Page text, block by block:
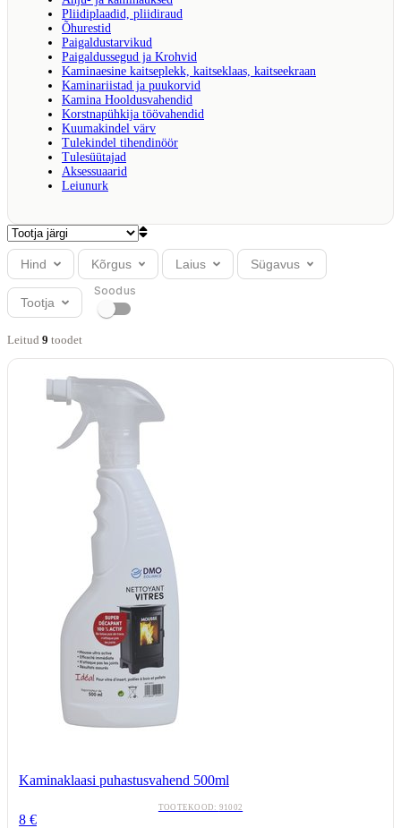
Pliidiplaadid, pliidiraud
Õhurestid
Paigaldustarvikud
Paigaldussegud ja Krohvid
Kaminaesine kaitseplekk, kaitseklaas, kaitseekraan
Kaminariistad ja puukorvid
Kamina Hooldusvahendid
Korstnapühkija töövahendid
Kuumakindel värv
Tulekindel tihendinöör
Tulesüütajad
Aksessuaarid
Leiunurk
Hind Kõrgus Laius Sügavus
Tootja
Soodus
Leitud 9 toodet
Kaminaklaasi puhastusvahend 500ml
TOOTEKOOD: 91002
8 €